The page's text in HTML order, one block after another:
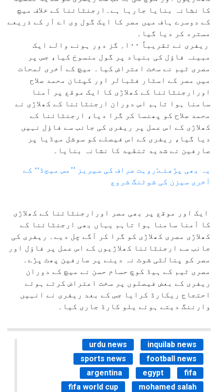
کا نشانہ بنایا جارہا ہے۔ارجنٹائنا کے خلاف میچ
کے دوسرے ہاف میں مصر کا ایک گول وی اے آر کے ذریعے
مسترد کر دیا گیا۔
ریفری نے تقریباً ۱۰۰؍ گز دور ہونے والے ایک
مبینہ فاؤل کی بنیاد پر گول منسوخ کیا، جس پر
مصری ٹیم نے سخت اعتراض کیا۔ میچ کے آخری لمحات
میں مصر کے اسٹار فٹبالر اور کپتان محمد صلاح
اورارجنٹائنا کے کھلاڑی کا ایک موقع پر آمنا
سامنا ہوا تاہم اس دوران ارجنٹائنا کے کھلاڑی نے
محمد صلاح کو پھنسا کر گرا دیا، ارجنٹائنا کے
کھلاڑی کے اس عمل پر ریفری کی جانب سے فاؤل نہیں
دیا گیا، ریفری کے اس فیصلے کو سوشل میڈیا پر
صارفین نے شدید تنقید کا نشانہ بنایا۔
یہ بھی پڑھئے:روہت صراف کی سیریز ’’مس میچڈ‘‘ کے
آخری سیزن کی شوٹنگ شروع
ایک اور موقع پر بھی مصر اورارجنٹائنا کے کھلاڑی
کا آمنا سامنا ہوا تاہم یہاں بھی ارجنٹائنا کے
کھلاڑی مصری کھلاڑی کو گرا کر آگے چل دیے۔ ریفری کی
جانب سے ارجنٹائنا کھلاڑیوں کے اس عمل پر فاؤل اور
مصر کو پنالٹی شوٹ نہ دینے پر صارفین پھٹ پڑے۔
مصری ٹیم کے ہیڈ کوچ حسام حسن نے میچ کے دوران
ریفری کے بعض فیصلوں پر سخت اعتراض کرتے ہوئے
احتجاج ریکارڈ کرایا جس کے بعد ریفری نے انہیں
وارننگ دیتے ہوئے یلو کارڈ جاری کیا۔
urdu news
inquilab news
sports news
football news
argentina
egypt
fifa
fifa world cup
mohamed salah